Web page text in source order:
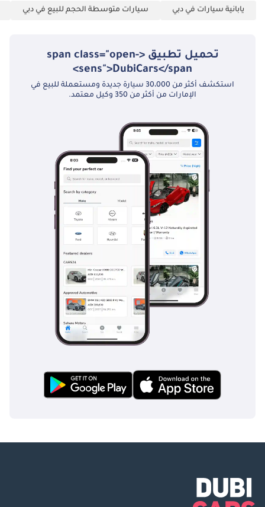
يابانية سيارات في دبي سيارات متوسطة الحجم للبيع في دبي
تحميل تطبيق <span class="open-
sens">DubiCars</span>
استكشف أكثر من 30،000 سيارة جديدة ومستعملة للبيع في
الإمارات من أكثر من 350 وكيل معتمد.
تم إنشاء هذه الإحصاءات بواسطة الذكاء الاصطناعي اعتماداً على بيانات